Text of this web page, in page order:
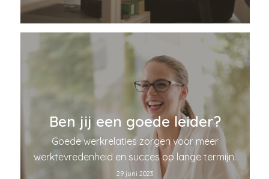
Ben jij een goede leider?
Goede werkrelaties zorgen voor meer
werktevredenheid en succes op lange termijn.
29 juni 2023